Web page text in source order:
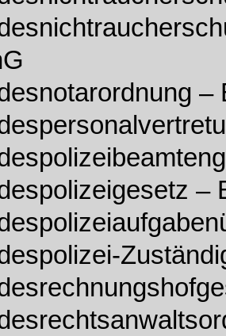
–
–